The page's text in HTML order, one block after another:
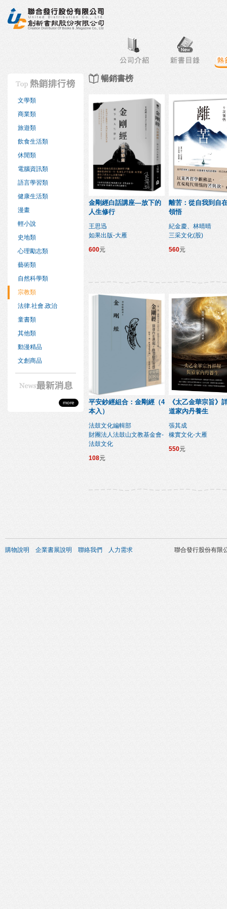
會員服務
文學類
商業類
旅遊類
飲食生活類
休閒類
電腦資訊類
語言學習類
健康生活類
漫畫
輕小說
史地類
心理勵志類
藝術類
自然科學類
宗教類
法律.社會.政治
童書類
其他類
動漫精品
文創商品
more
暢銷書榜
金剛經白話講座—放下的
人生修行
王思迅
如果出版-大雁
600元
離苦：從自我到自
領悟
紀金慶、林晴晴
三采文化(股)
560元
平安鈔經組合：金剛經（4
本入）
法鼓文化編輯部
財團法人法鼓山文教基金會-
法鼓文化
108元
《太乙金華宗旨》
道家內丹養生
張其成
橡實文化-大雁
550元
購物說明 企業書展說明 聯絡我們 人力需求 聯合發行股份有限